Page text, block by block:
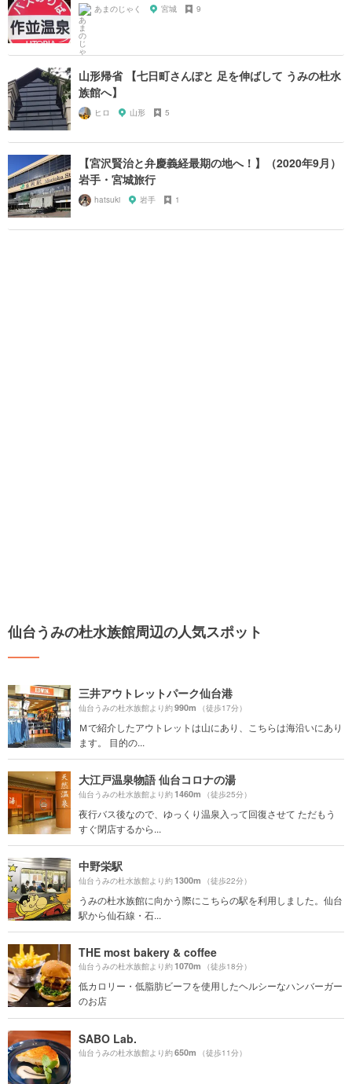
あまのじゃく 宮城 9
山形帰省 【七日町さんぽと 足を伸ばして うみの杜水
族館へ】
ヒロ 山形 5
【宮沢賢治と弁慶義経最期の地へ！】（2020年9月）
岩手・宮城旅行
hatsuki 岩手 1
仙台うみの杜水族館周辺の人気スポット
三井アウトレットパーク仙台港
仙台うみの杜水族館より約990m （徒歩17分）
Ｍで紹介したアウトレットは山にあり、こちらは海沿いにあり
ます。 目的の...
大江戸温泉物語 仙台コロナの湯
仙台うみの杜水族館より約1460m （徒歩25分）
夜行バス後なので、ゆっくり温泉入って回復させて ただもう
すぐ閉店するから...
中野栄駅
仙台うみの杜水族館より約1300m （徒歩22分）
うみの杜水族館に向かう際にこちらの駅を利用しました。仙台
駅から仙石線・石...
THE most bakery & coffee
仙台うみの杜水族館より約1070m （徒歩18分）
低カロリー・低脂肪ビーフを使用したヘルシーなハンバーガー
のお店
SABO Lab.
仙台うみの杜水族館より約650m （徒歩11分）